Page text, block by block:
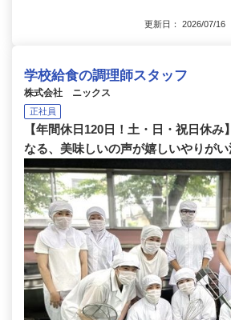
更新日： 2026/07/
学校給食の調理師スタッフ
株式会社 ニックス
正社員
【年間休日120日！土・日・祝日休み
なる、美味しいの声が嬉しいやりがい